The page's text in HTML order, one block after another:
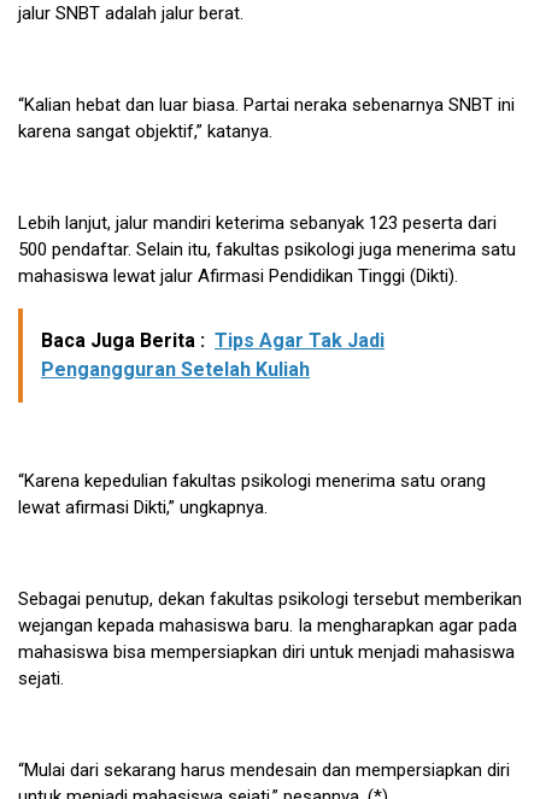
jalur SNBT adalah jalur berat.
“Kalian hebat dan luar biasa. Partai neraka sebenarnya SNBT ini
karena sangat objektif,” katanya.
Lebih lanjut, jalur mandiri keterima sebanyak 123 peserta dari
500 pendaftar. Selain itu, fakultas psikologi juga menerima satu
mahasiswa lewat jalur Afirmasi Pendidikan Tinggi (Dikti).
Baca Juga Berita : Tips Agar Tak Jadi
Pengangguran Setelah Kuliah
“Karena kepedulian fakultas psikologi menerima satu orang
lewat afirmasi Dikti,” ungkapnya.
Sebagai penutup, dekan fakultas psikologi tersebut memberikan
wejangan kepada mahasiswa baru. Ia mengharapkan agar pada
mahasiswa bisa mempersiapkan diri untuk menjadi mahasiswa
sejati.
“Mulai dari sekarang harus mendesain dan mempersiapkan diri